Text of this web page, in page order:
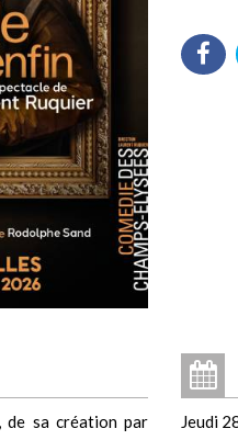
de sa création par
Jeudi